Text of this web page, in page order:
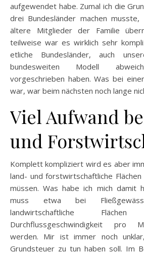
aufgewendet habe. Zumal ich die
drei Bundesländer machen
ältere Mitglieder der Familie
teilweise war es wirklich sehr
etliche Bundesländer, auch
bundesweiten Modell
vorgeschrieben haben. Was bei
war, war beim nächsten noch lange
Viel Aufwand
und
Komplett kompliziert wird es aber
land- und forstwirtschaftliche
müssen. Was habe ich mich damit
muss etwa bei
landwirtschaftliche
Durchflussgeschwindigkeit pro
werden. Mir ist immer noch
Grundsteuer zu tun haben soll. Im